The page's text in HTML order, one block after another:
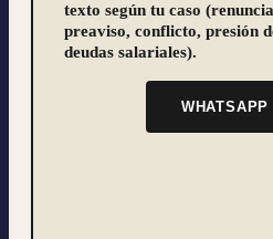
texto según tu caso
preaviso, conflicto, presión
deudas salariales).
WHATSAPP